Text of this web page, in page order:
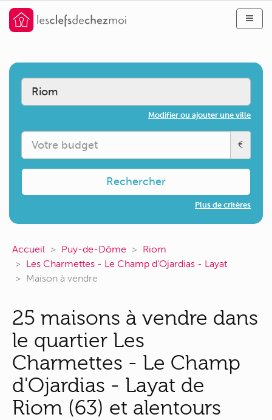
Modifier ou ajouter une ville
€
Rechercher
Plus de critères
Accueil Puy-de-Dôme
Riom
Les Charmettes - Le Champ d'Ojardias - Layat
Maison à vendre
25 maisons à vendre dans
le quartier Les
Charmettes - Le Champ
d'Ojardias - Layat de
Riom (63) et alentours